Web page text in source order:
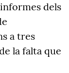
dels
a tres
la falta que